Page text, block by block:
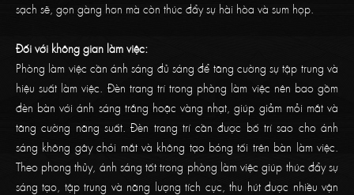
sạch sẽ, gọn gàng hơn mà còn thúc đẩy sự hài hòa và sum họp.
Đối với không gian làm việc:
Phòng làm việc cần ánh sáng đủ sáng để tăng cường sự tập trung và
hiệu suất làm việc. Đèn trang trí trong phòng làm việc nên bao gồm
đèn bàn với ánh sáng trắng hoặc vàng nhạt, giúp giảm mỏi mắt và
tăng cường năng suất. Đèn trang trí cần được bố trí sao cho ánh
sáng không gây chói mắt và không tạo bóng tối trên bàn làm việc.
Theo phong thủy, ánh sáng tốt trong phòng làm việc giúp thúc đẩy sự
sáng tạo, tập trung và năng lượng tích cực, thu hút được nhiều vận